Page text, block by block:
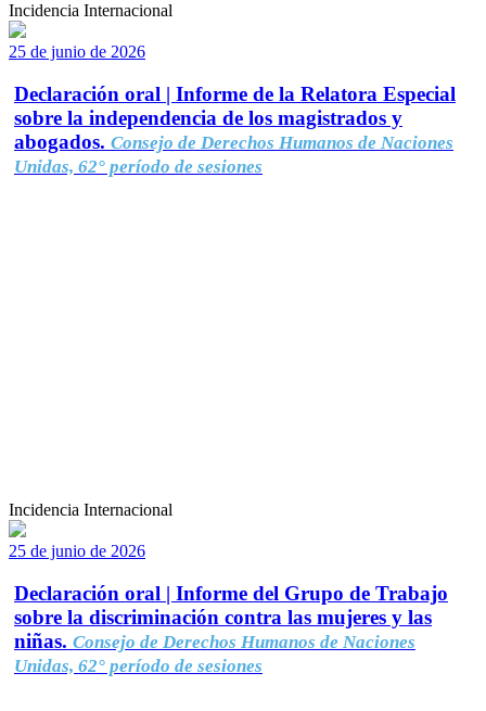
Incidencia Internacional
25 de junio de 2026
Declaración oral | Informe de la Relatora Especial
sobre la independencia de los magistrados y
abogados. Consejo de Derechos Humanos de Naciones
Unidas, 62° período de sesiones
Incidencia Internacional
25 de junio de 2026
Declaración oral | Informe del Grupo de Trabajo
sobre la discriminación contra las mujeres y las
niñas. Consejo de Derechos Humanos de Naciones
Unidas, 62° período de sesiones